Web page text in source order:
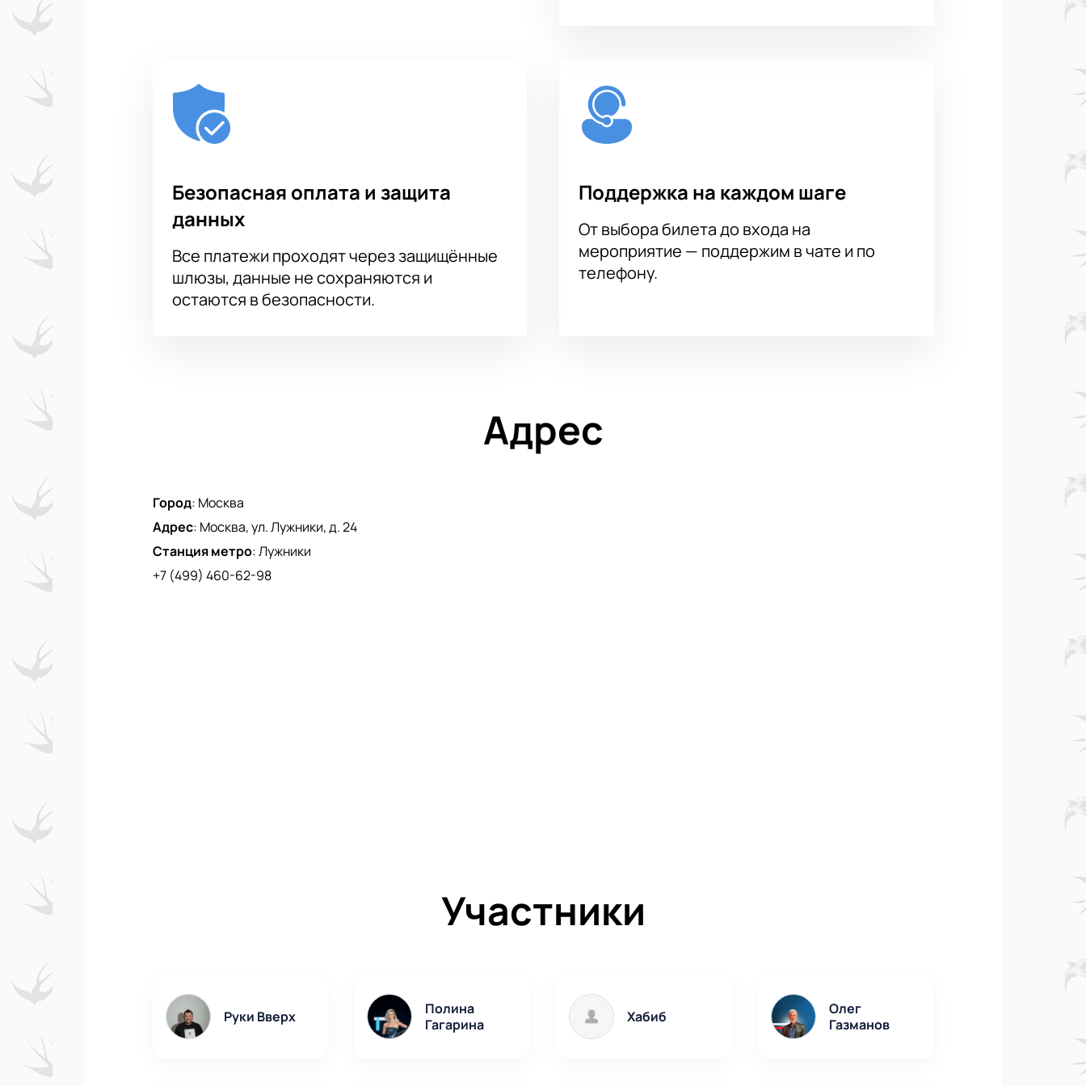
Безопасная оплата и защита
данных
Все платежи проходят через защищённые
шлюзы, данные не сохраняются и
остаются в безопасности.
Поддержка на каждом шаге
От выбора билета до входа на
мероприятие — поддержим в чате и по
телефону.
Адрес
Город: Москва
Адрес: Москва, ул. Лужники, д. 24
Станция метро:Лужники
+7 (499) 460-62-98
Участники
Руки Вверх
Полина
Гагарина
Хабиб
Олег
Газманов